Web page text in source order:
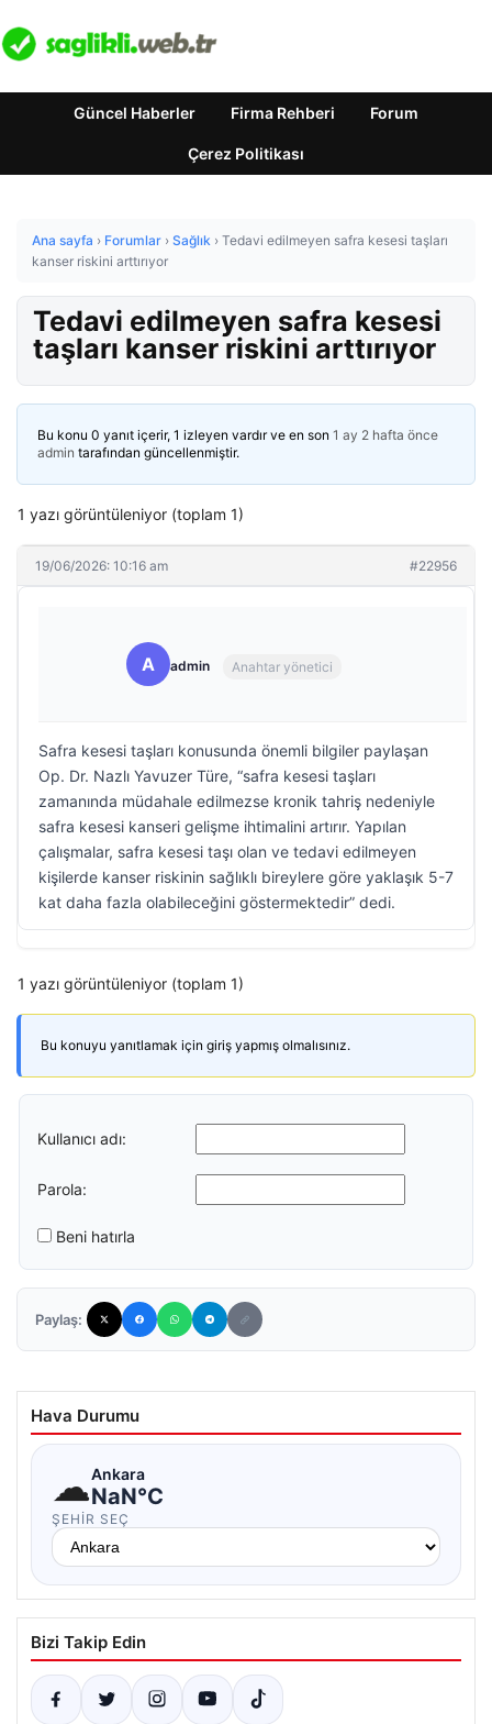
Güncel Haberler Firma Rehberi Forum
Çerez Politikası
Ana sayfa › Forumlar › Sağlık › Tedavi edilmeyen safra kesesi taşları
kanser riskini arttırıyor
Tedavi edilmeyen safra kesesi
taşları kanser riskini arttırıyor
Bu konu 0 yanıt içerir, 1 izleyen vardır ve en son 1 ay 2 hafta önce
admin tarafından güncellenmiştir.
1 yazı görüntüleniyor (toplam 1)
19/06/2026: 10:16 am #22956
A admin Anahtar yönetici
Safra kesesi taşları konusunda önemli bilgiler paylaşan
Op. Dr. Nazlı Yavuzer Türe, “safra kesesi taşları
zamanında müdahale edilmezse kronik tahriş nedeniyle
safra kesesi kanseri gelişme ihtimalini artırır. Yapılan
çalışmalar, safra kesesi taşı olan ve tedavi edilmeyen
kişilerde kanser riskinin sağlıklı bireylere göre yaklaşık 5-7
kat daha fazla olabileceğini göstermektedir” dedi.
1 yazı görüntüleniyor (toplam 1)
Bu konuyu yanıtlamak için giriş yapmış olmalısınız.
Kullanıcı adı:
Parola:
Beni hatırla
Paylaş:
Hava Durumu
☁Ankara
NaN°C
ŞEHIR SEÇ
Bizi Takip Edin